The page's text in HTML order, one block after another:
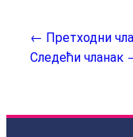
← Претходни
Следећи чланак